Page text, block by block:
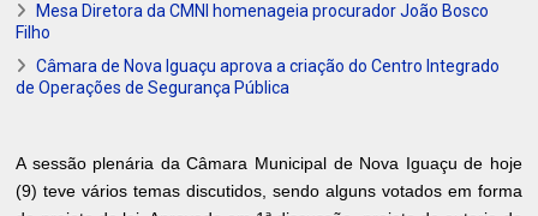
Mesa Diretora da CMNI homenageia procurador João Bosco
Filho
Câmara de Nova Iguaçu aprova a criação do Centro Integrado
de Operações de Segurança Pública
A sessão plenária da Câmara Municipal de Nova Iguaçu de hoje
(9) teve vários temas discutidos, sendo alguns votados em forma